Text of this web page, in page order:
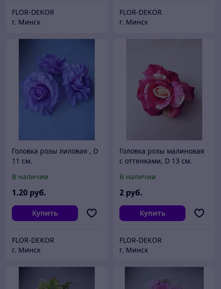
FLOR-DEKOR
г. Минск
FLOR-DEKOR
г. Минск
Головка розы лиловая , D
11 см.
В наличии
1.20 руб.
Купить
FLOR-DEKOR
г. Минск
Головка розы малиновая
с оттенками, D 13 см.
В наличии
2 руб.
Купить
FLOR-DEKOR
г. Минск